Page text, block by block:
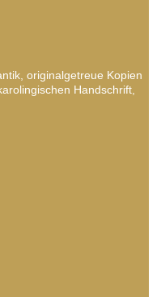
originalgetreue Kopien
Handschrift,